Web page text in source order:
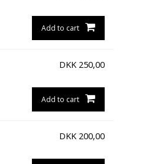
Add to cart
DKK 250,00
Add to cart
DKK 200,00